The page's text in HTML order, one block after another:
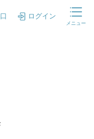
ログイン
メニュー